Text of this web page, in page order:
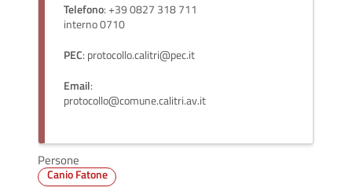
Telefono: +39 0827 318 711
interno 0710
PEC: protocollo.calitri@pec.it
Email:
protocollo@comune.calitri.av.it
Persone
Canio Fatone